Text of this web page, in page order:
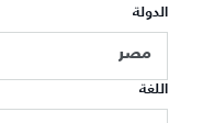
الدولة
مصر
اللغة